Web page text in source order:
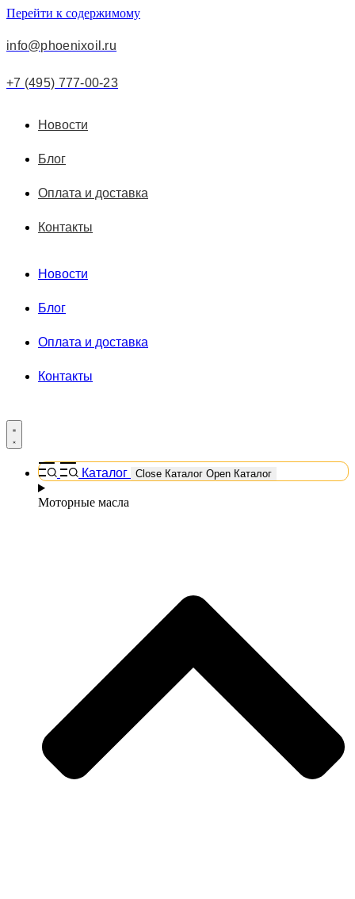
Перейти к содержимому
info@phoenixoil.ru
+7 (495) 777-00-23
Новости
Блог
Оплата и доставка
Контакты
Новости
Блог
Оплата и доставка
Контакты
Каталог Close Каталог Open Каталог
Моторные масла